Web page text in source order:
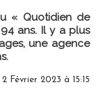
« Quotidien de
ans. Il y a plus
une agence
2 Février 2023 à 15:15